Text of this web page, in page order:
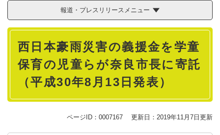
報道・プレスリリースメニュー
本
西日本豪雨災害の義援金を学童
保育の児童らが奈良市長に寄託
（平成30年8月13日発表）
ページID：0007167 更新日：2019年11月7日更新